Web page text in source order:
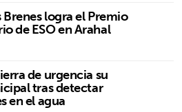
logra el Premio
de ESO en Arahal
de urgencia su
tras detectar
en el agua